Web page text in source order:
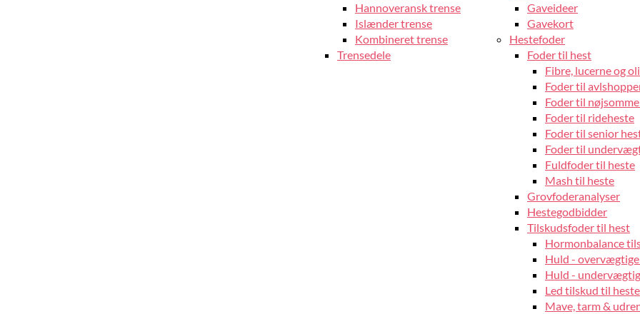
Hannoveransk trense
Islænder trense
Kombineret trense
Trensedele
Gaveideer
Gavekort
Hestefoder
Foder til hest
Fibre, lucerne og
Foder til
Foder til
Foder til rideheste
Foder til senior
Foder til
Fuldfoder til heste
Mash til heste
Grovfoderanalyser
Hestegodbidder
Tilskudsfoder til hest
Hormonbalance
Huld -
Huld -
Led tilskud til heste
Mave, tarm &